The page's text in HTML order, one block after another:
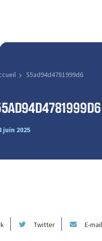
55ad94d4781999d6
juin 2025
Twitter E-mail